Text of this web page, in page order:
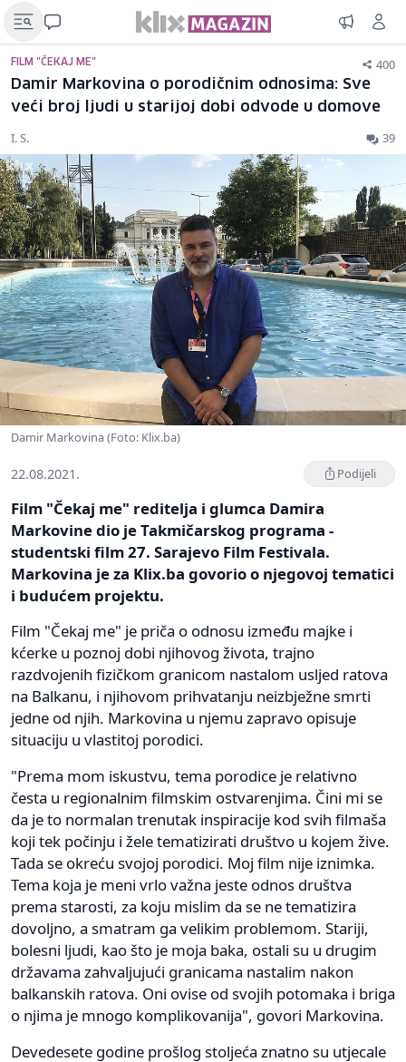
FILM "ČEKAJ ME" 400
Damir Markovina o porodičnim odnosima: Sve
veći broj ljudi u starijoj dobi odvode u domove
I. S. 39
Damir Markovina (Foto: Klix.ba)
22.08.2021. Podijeli
Film "Čekaj me" reditelja i glumca Damira
Markovine dio je Takmičarskog programa -
studentski film 27. Sarajevo Film Festivala.
Markovina je za Klix.ba govorio o njegovoj tematici
i budućem projektu.
Film "Čekaj me" je priča o odnosu između majke i
kćerke u poznoj dobi njihovog života, trajno
razdvojenih fizičkom granicom nastalom usljed ratova
na Balkanu, i njihovom prihvatanju neizbježne smrti
jedne od njih. Markovina u njemu zapravo opisuje
situaciju u vlastitoj porodici.
"Prema mom iskustvu, tema porodice je relativno
česta u regionalnim filmskim ostvarenjima. Čini mi se
da je to normalan trenutak inspiracije kod svih filmaša
koji tek počinju i žele tematizirati društvo u kojem žive.
Tada se okreću svojoj porodici. Moj film nije iznimka.
Tema koja je meni vrlo važna jeste odnos društva
prema starosti, za koju mislim da se ne tematizira
dovoljno, a smatram ga velikim problemom. Stariji,
bolesni ljudi, kao što je moja baka, ostali su u drugim
državama zahvaljujući granicama nastalim nakon
balkanskih ratova. Oni ovise od svojih potomaka i briga
o njima je mnogo komplikovanija", govori Markovina.
Devedesete godine prošlog stoljeća znatno su utjecale